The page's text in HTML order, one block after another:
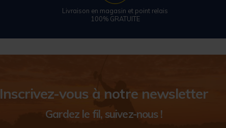
Livraison en magasin et point relais
100% GRATUITE
Inscrivez-vous à notre newsletter
Gardez le fil, suivez-nous !